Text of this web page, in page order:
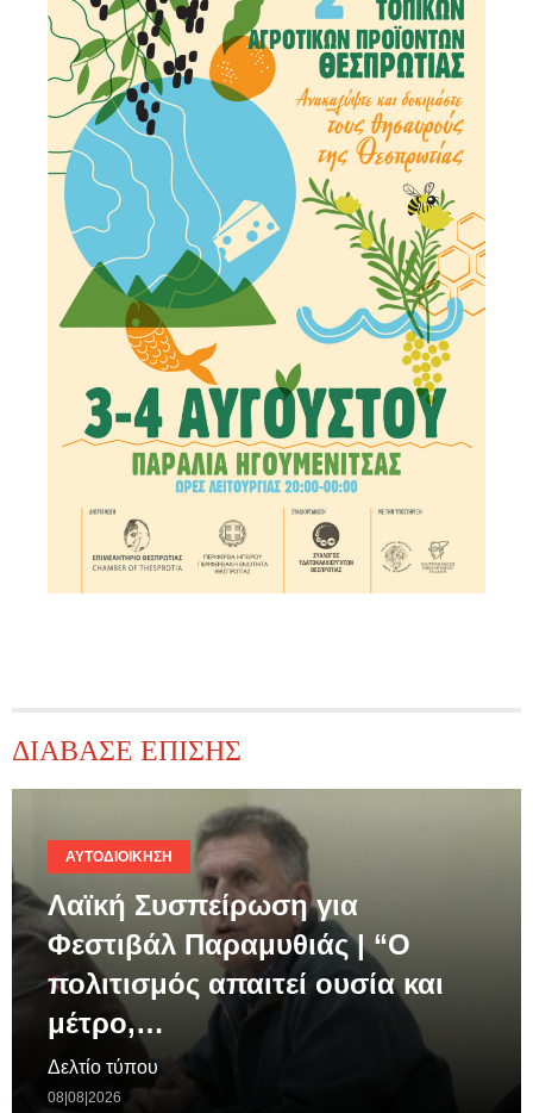
ΔΙΑΒΑΣΕ ΕΠΙΣΗΣ
ΑΥΤΟΔΙΟΊΚΗΣΗ
Λαϊκή Συσπείρωση για
Φεστιβάλ Παραμυθιάς | “Ο
πολιτισμός απαιτεί ουσία και
μέτρο,…
Δελτίο τύπου
08|08|2026